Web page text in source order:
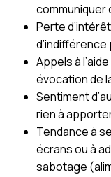
communiquer
Perte
Appels à
évocation de
Sentiment
rien à
Tendance à
écrans ou à
sabotage